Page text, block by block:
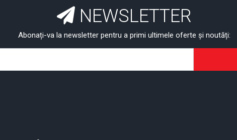
NEWSLETTER
Abonați-va la newsletter pentru a primi ultimele oferte și noutăți: